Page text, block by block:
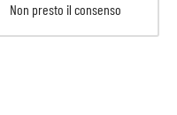
Non presto il consenso